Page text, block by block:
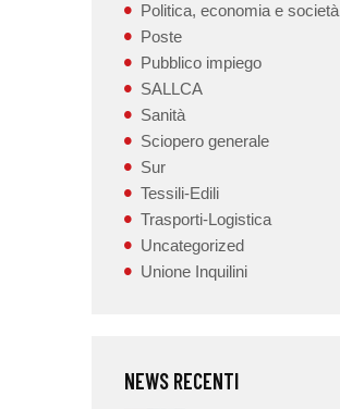
Politica, economia e società
Poste
Pubblico impiego
SALLCA
Sanità
Sciopero generale
Sur
Tessili-Edili
Trasporti-Logistica
Uncategorized
Unione Inquilini
NEWS RECENTI